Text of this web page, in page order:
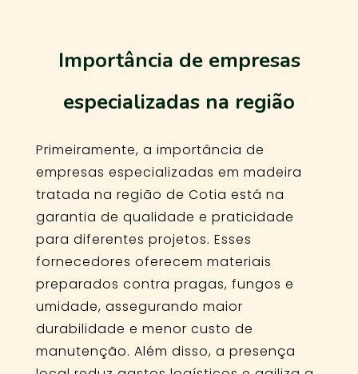
Importância de empresas
especializadas na região
Primeiramente, a importância de
empresas especializadas em madeira
tratada na região de Cotia está na
garantia de qualidade e praticidade
para diferentes projetos. Esses
fornecedores oferecem materiais
preparados contra pragas, fungos e
umidade, assegurando maior
durabilidade e menor custo de
manutenção. Além disso, a presença